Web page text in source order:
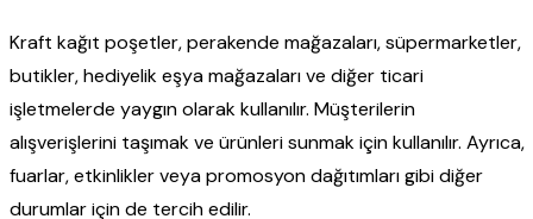
Kraft kağıt poşetler, perakende mağazaları, süpermarketler,
butikler, hediyelik eşya mağazaları ve diğer ticari
işletmelerde yaygın olarak kullanılır. Müşterilerin
alışverişlerini taşımak ve ürünleri sunmak için kullanılır. Ayrıca,
fuarlar, etkinlikler veya promosyon dağıtımları gibi diğer
durumlar için de tercih edilir.